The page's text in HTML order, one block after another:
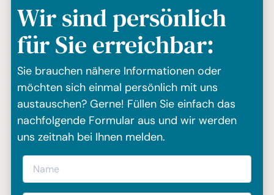
Wir sind persönlich
für Sie erreichbar:
Sie brauchen nähere Informationen oder
möchten sich einmal persönlich mit uns
austauschen? Gerne! Füllen Sie einfach das
nachfolgende Formular aus und wir werden
uns zeitnah bei Ihnen melden.
Name